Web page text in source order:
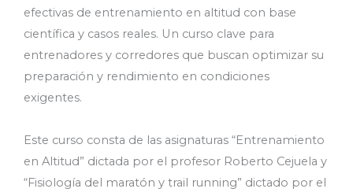
efectivas de entrenamiento en altitud con base
científica y casos reales. Un curso clave para
entrenadores y corredores que buscan optimizar su
preparación y rendimiento en condiciones
exigentes.
Este curso consta de las asignaturas “Entrenamiento
en Altitud” dictada por el profesor Roberto Cejuela y
“Fisiología del maratón y trail running” dictado por el